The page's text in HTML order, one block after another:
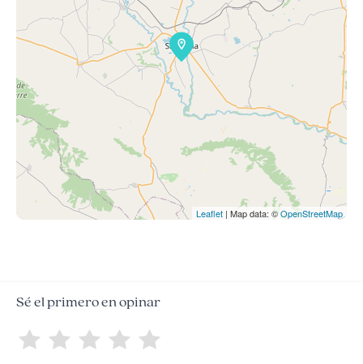
Leaflet | Map data: ©OpenStreetMap
Sé el primero en opinar